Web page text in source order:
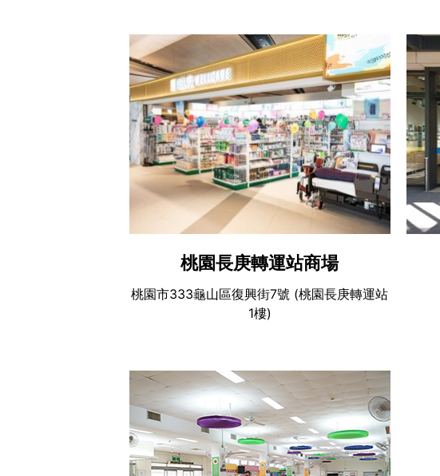
桃園長庚轉運站商場
桃園市333龜山區復興街7號 (桃園長庚轉運站
1樓)